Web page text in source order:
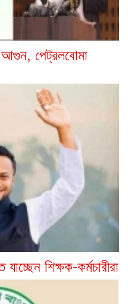
আগুন, পেট্রলবোমা
শিক্ষক-কর্মচারীরা